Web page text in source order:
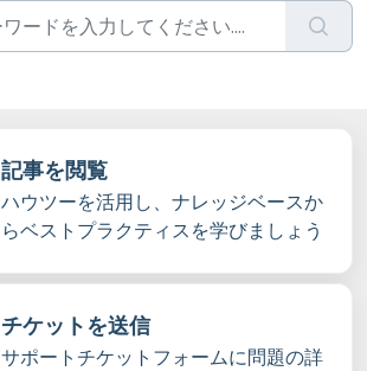
記事を閲覧
ハウツーを活用し、ナレッジベースか
らベストプラクティスを学びましょう
チケットを送信
サポートチケットフォームに問題の詳